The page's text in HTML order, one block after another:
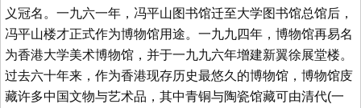
义冠名。一九六一年，冯平山图书馆迁至大学图书馆总馆后，
冯平山楼才正式作为博物馆用途。一九九四年，博物馆再易名
为香港大学美术博物馆，并于一九九六年增建新翼徐展堂楼。
过去六十年来，作为香港现存历史最悠久的博物馆，博物馆庋
藏许多中国文物与艺术品，其中青铜与陶瓷馆藏可由清代(一